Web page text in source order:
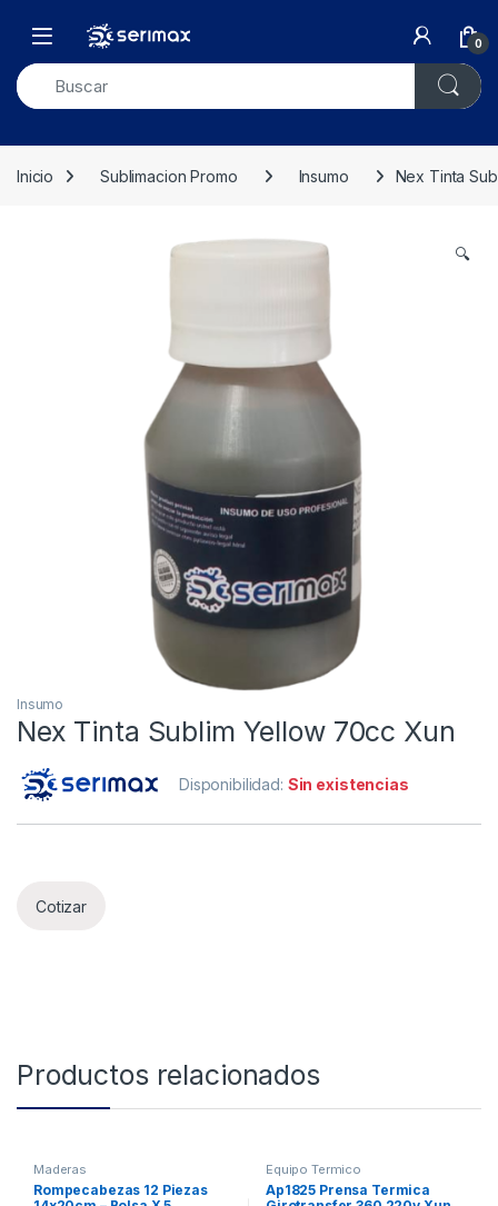
Open 0
Inicio Sublimacion Promo Insumo Nex Tinta
🔍
Insumo
Nex Tinta Sublim Yellow 70cc Xun
Disponibilidad: Sin existencias
Cotizar
Productos relacionados
Maderas
Rompecabezas 12 Piezas
Equipo Termico
Ap1825 Prensa Termica